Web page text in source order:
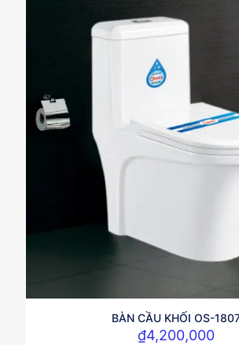
BÀN CẦU KHỐI OS-
₫4,200,000